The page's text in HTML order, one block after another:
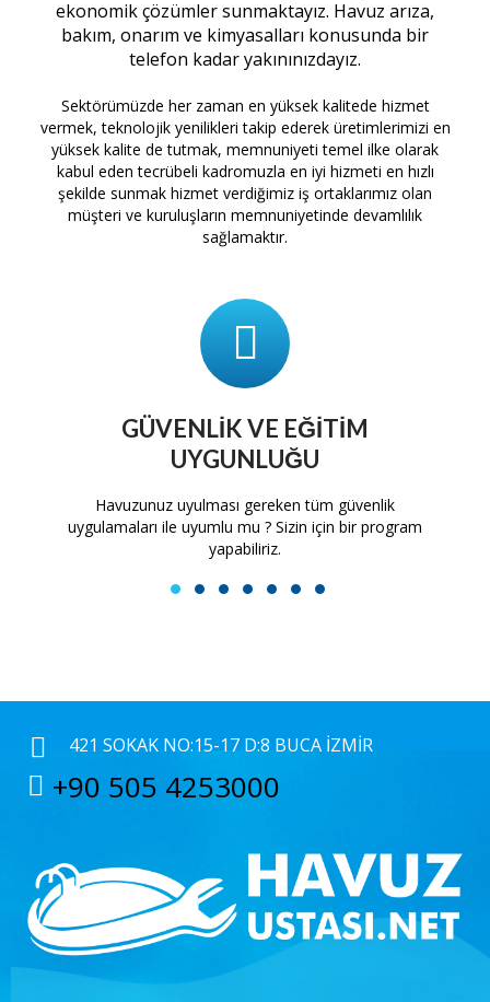
ekonomik çözümler sunmaktayız. Havuz arıza,
bakım, onarım ve kimyasalları konusunda bir
telefon kadar yakınınızdayız.
Sektörümüzde her zaman en yüksek kalitede hizmet
vermek, teknolojik yenilikleri takip ederek üretimlerimizi en
yüksek kalite de tutmak, memnuniyeti temel ilke olarak
kabul eden tecrübeli kadromuzla en iyi hizmeti en hızlı
şekilde sunmak hizmet verdiğimiz iş ortaklarımız olan
müşteri ve kuruluşların memnuniyetinde devamlılık
sağlamaktır.
GÜVENLIK VE EĞITIM
UYGUNLUĞU
Havuzunuz uyulması gereken tüm güvenlik
uygulamaları ile uyumlu mu ? Sizin için bir program
yapabiliriz.
1 2 3 4 5 6 7
421 SOKAK NO:15-17 D:8 BUCA İZMIR
+90 505 4253000